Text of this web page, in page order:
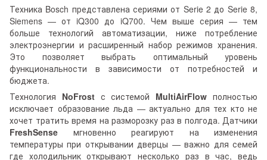
Техника Bosch представлена сериями от Serie 2 до Serie 8,
Siemens — от iQ300 до iQ700. Чем выше серия — тем
больше технологий автоматизации, ниже потребление
электроэнергии и расширенный набор режимов хранения.
Это позволяет выбрать оптимальный уровень
функциональности в зависимости от потребностей и
бюджета.
Технология NoFrostс системой MultiAirFlow полностью
исключает образование льда — актуально для тех кто не
хочет тратить время на разморозку раз в полгода. Датчики
FreshSense мгновенно реагируют на изменения
температуры при открывании дверцы — важно для семей
где холодильник открывают несколько раз в час, ведь